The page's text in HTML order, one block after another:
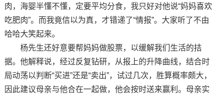
肉，海婴半懂不懂，定要平均分食，我只好对他说“妈妈喜欢
吃肥肉”。而我竟信以为真，才错递了“情报”。大家听了不由
哈哈大笑起来。
杨先生还好意要帮妈妈做股票，以缓解我们生活的拮
据。他解释说，经过反复钻研，从报上的升降曲线，结合时
局动荡以判断“买进”还是“卖出”，试过几次，胜算概率颇大，
因此建议母亲与他合在一起做，他会按时送来赢利。母亲实